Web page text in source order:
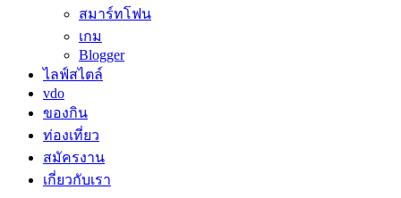
สมาร์ทโฟน
เกม
Blogger
ไลฟ์สไตล์
vdo
ของกิน
ท่องเที่ยว
สมัครงาน
เกี่ยวกับเรา